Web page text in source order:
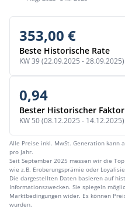
353,00 €
Beste Historische Rate
KW 39 (22.09.2025 - 28.09.2025)
0,94
Bester Historischer Faktor
KW 50 (08.12.2025 - 14.12.2025)
Alle Preise inkl. MwSt. Generation kann
pro Jahr.
Seit September 2025 messen wir die
wie z.B. Eroberungsprämie oder
Die dargestellten Daten basieren auf
Informationszwecken. Sie spiegeln
Marktbedingungen wider. Es können
wurden.